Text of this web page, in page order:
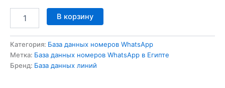
В корзину
Категория: База данных номеров WhatsApp
Метка: База данных номеров WhatsApp в Египте
Бренд: База данных линий